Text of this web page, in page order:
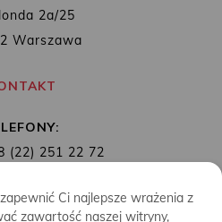
2a/25
Warszawa
(22) 251 22 72
Ci najlepsze wrażenia z
zawartość naszej witryny,